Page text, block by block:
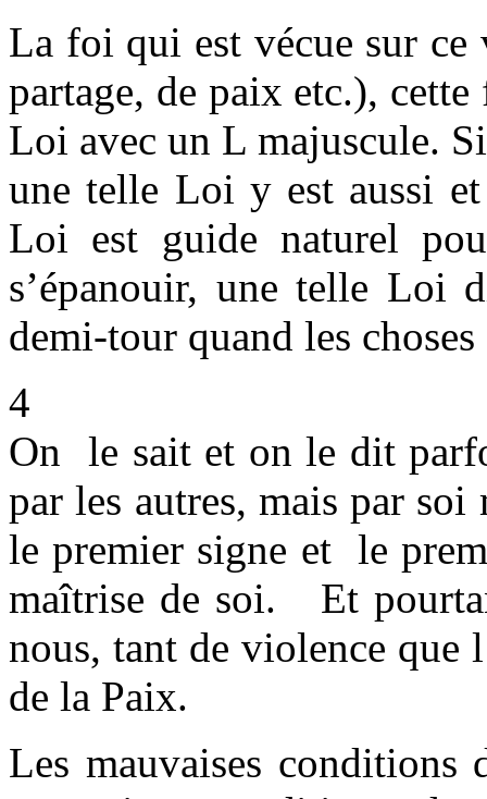
La foi qui est vécue sur
partage, de paix etc.),
Loi avec un L majuscule.
une telle Loi y est aussi
Loi est guide naturel
s’épanouir, une telle Loi
demi-tour quand les
4
On le sait et on le dit
par les autres, mais par
le premier signe et le
maîtrise de soi. Et
nous, tant de violence que
de la Paix.
Les mauvaises